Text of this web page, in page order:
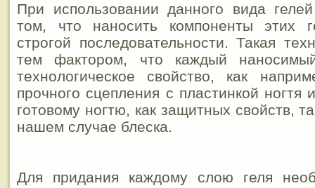
При использовании данного вида
том, что наносить компоненты этих
строгой последовательности. Такая
тем фактором, что каждый
технологическое свойство, как
прочного сцепления с пластинкой
готовому ногтю, как защитных свойств,
нашем случае блеска.
Для придания каждому слою геля